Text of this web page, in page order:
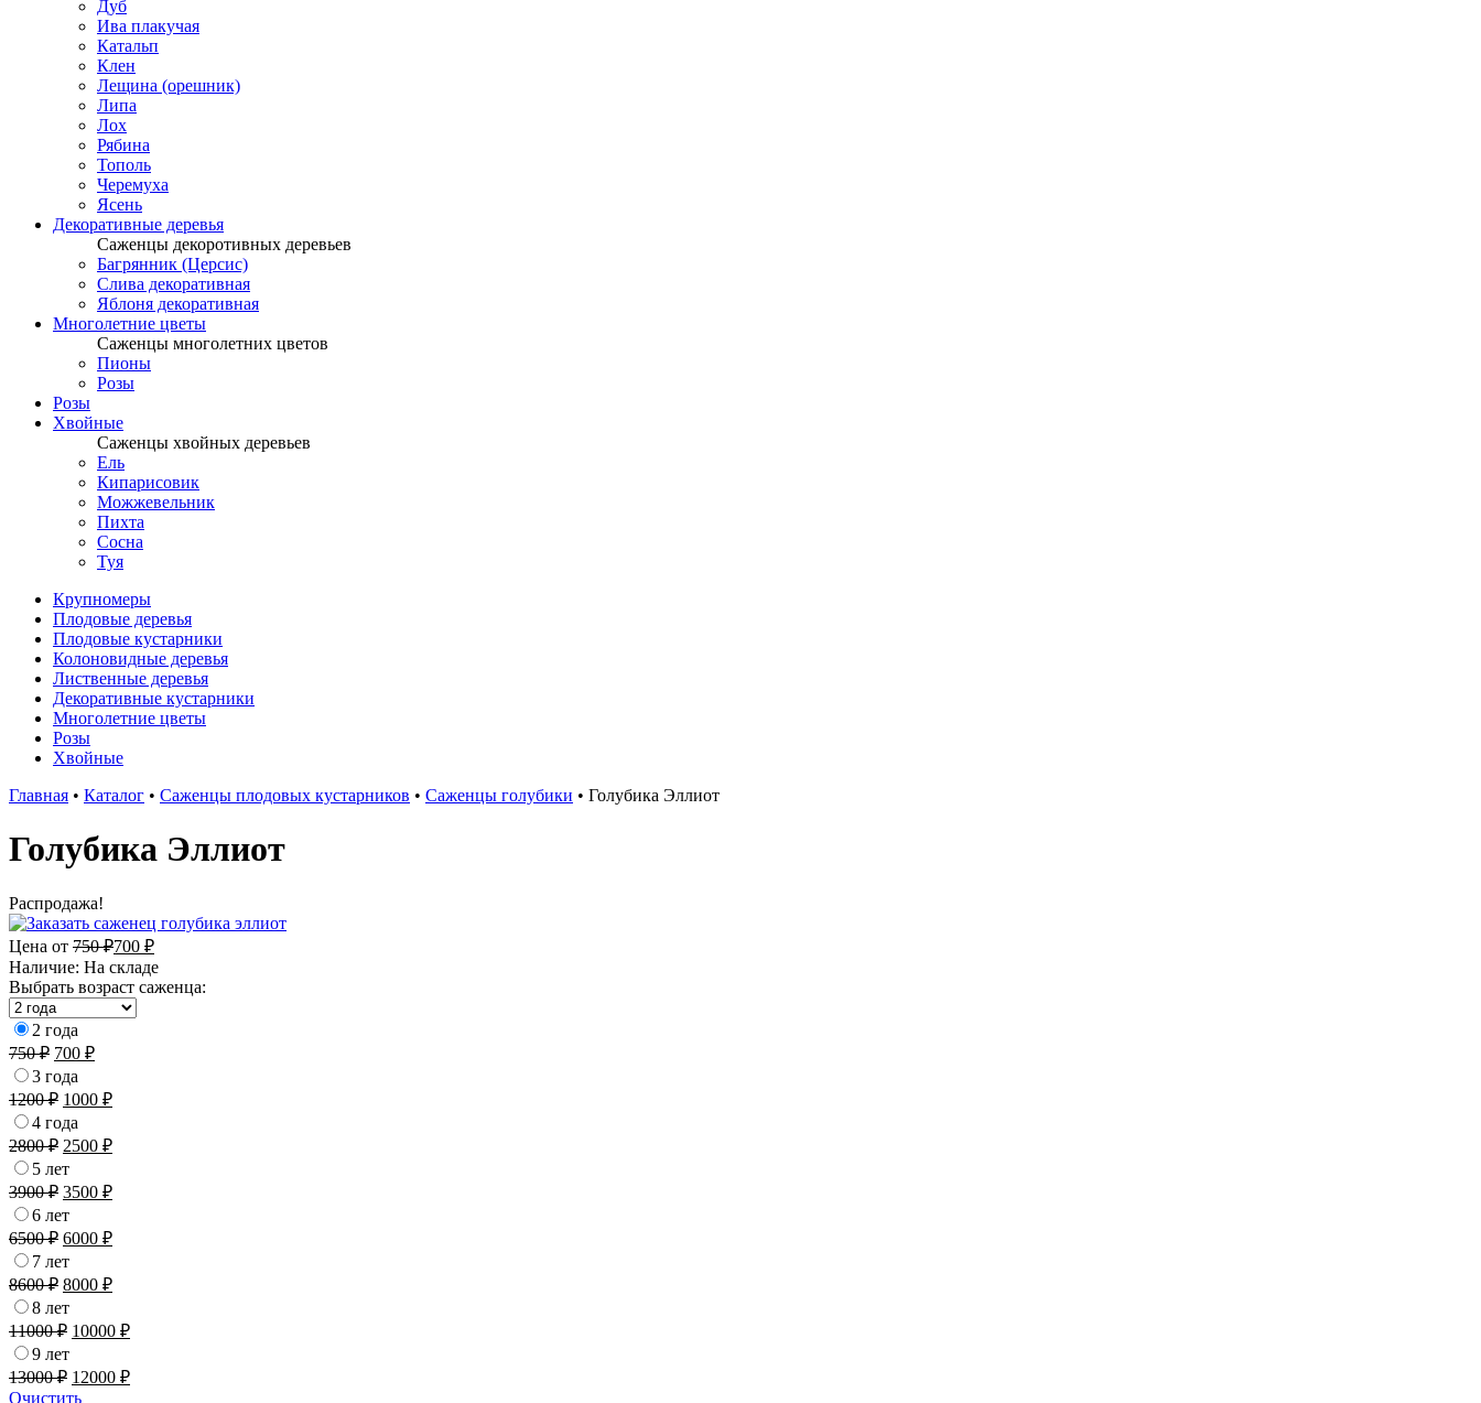
Дуб
Ива плакучая
Катальп
Клен
Лещина (орешник)
Липа
Лох
Рябина
Тополь
Черемуха
Ясень
Декоративные деревья
Саженцы декоротивных деревьев
Багрянник (Церсис)
Слива декоративная
Яблоня декоративная
Многолетние цветы
Саженцы многолетних цветов
Пионы
Розы
Розы
Хвойные
Саженцы хвойных деревьев
Ель
Кипарисовик
Можжевельник
Пихта
Сосна
Туя
Крупномеры
Плодовые деревья
Плодовые кустарники
Колоновидные деревья
Лиственные деревья
Декоративные кустарники
Многолетние цветы
Розы
Хвойные
Главная • Каталог • Саженцы плодовых кустарников • Саженцы голубики • Голубика Эллиот
Голубика Эллиот
Распродажа!
Цена от 750₽700 ₽
Наличие: На складе
Выбрать возраст саженца:
2 года
750₽ 700 ₽
3 года
1200₽ 1000 ₽
4 года
2800₽ 2500 ₽
5 лет
3900₽ 3500 ₽
6 лет
6500₽ 6000 ₽
7 лет
8600₽ 8000 ₽
8 лет
11000₽ 10000 ₽
9 лет
13000₽ 12000 ₽
Очистить